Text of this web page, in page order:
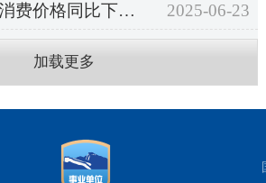
5月份舟山居民消费价格同比下降1.2%
2025-06-23
加载更多